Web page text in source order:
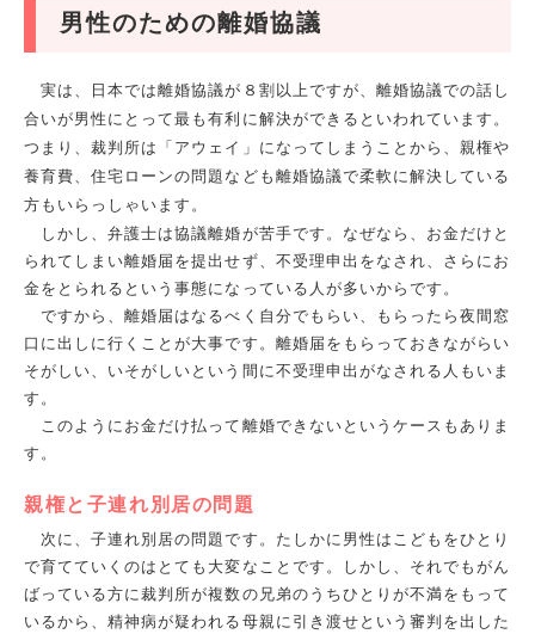
男性のための離婚協議
実は、日本では離婚協議が８割以上ですが、離婚協議での話し
合いが男性にとって最も有利に解決ができるといわれています。
つまり、裁判所は「アウェイ」になってしまうことから、親権や
養育費、住宅ローンの問題なども離婚協議で柔軟に解決している
方もいらっしゃいます。
しかし、弁護士は協議離婚が苦手です。なぜなら、お金だけと
られてしまい離婚届を提出せず、不受理申出をなされ、さらにお
金をとられるという事態になっている人が多いからです。
ですから、離婚届はなるべく自分でもらい、もらったら夜間窓
口に出しに行くことが大事です。離婚届をもらっておきながらい
そがしい、いそがしいという間に不受理申出がなされる人もいま
す。
このようにお金だけ払って離婚できないというケースもありま
す。
親権と子連れ別居の問題
次に、子連れ別居の問題です。たしかに男性はこどもをひとり
で育てていくのはとても大変なことです。しかし、それでもがん
ばっている方に裁判所が複数の兄弟のうちひとりが不満をもって
いるから、精神病が疑われる母親に引き渡せという審判を出した